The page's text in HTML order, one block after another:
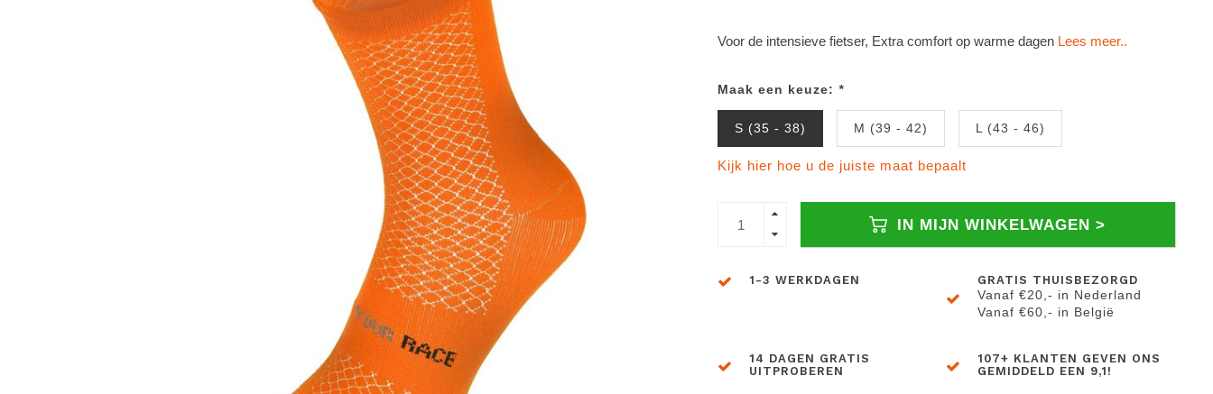
Voor de intensieve fietser, Extra comfort op warme dagen Lees meer..
Maak een keuze: *
S (35 - 38) M (39 - 42) L (43 - 46)
Kijk hier hoe u de juiste maat bepaalt
IN MIJN WINKELWAGEN >
1-3 WERKDAGEN
GRATIS THUISBEZORGD
Vanaf €20,- in Nederland
Vanaf €60,- in België
14 DAGEN GRATIS
UITPROBEREN
107+ KLANTEN GEVEN ONS
GEMIDDELD EEN 9,1!